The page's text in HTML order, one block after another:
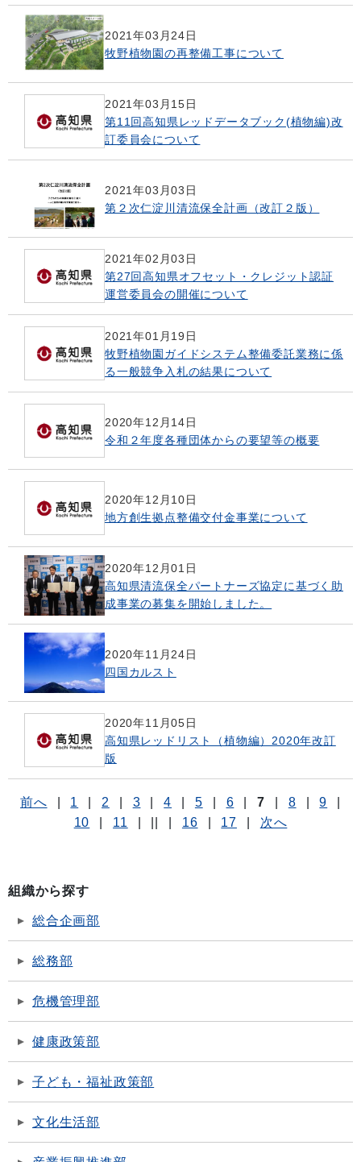
2021年03月24日
牧野植物園の再整備工事について
2021年03月15日
第11回高知県レッドデータブック(植物編)改
訂委員会について
2021年03月03日
第２次仁淀川清流保全計画（改訂２版）
2021年02月03日
第27回高知県オフセット・クレジット認証
運営委員会の開催について
2021年01月19日
牧野植物園ガイドシステム整備委託業務に係
る一般競争入札の結果について
2020年12月14日
令和２年度各種団体からの要望等の概要
2020年12月10日
地方創生拠点整備交付金事業について
2020年12月01日
高知県清流保全パートナーズ協定に基づく助
成事業の募集を開始しました。
2020年11月24日
四国カルスト
2020年11月05日
高知県レッドリスト（植物編）2020年改訂
版
前へ 1 2 3 4 5 6 7 8 9
10
11 16 17 次へ
組織から探す
総合企画部
総務部
危機管理部
健康政策部
子ども・福祉政策部
文化生活部